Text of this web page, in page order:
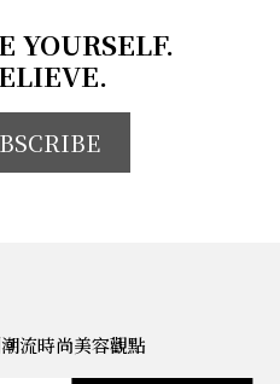
YOURSELF.
流時尚美容觀點